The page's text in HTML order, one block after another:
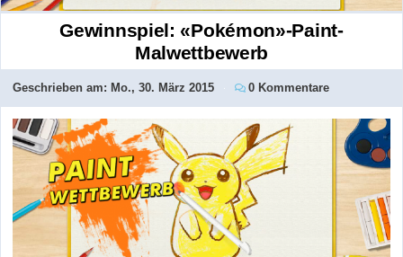
Gewinnspiel: «Pokémon»-Paint-
Malwettbewerb
Geschrieben am: Mo., 30. März 2015 0 Kommentare